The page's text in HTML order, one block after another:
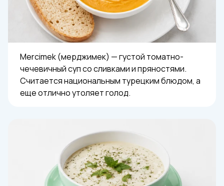
Mercimek (мерджимек) — густой томатно-
чечевичный суп со сливками и пряностями.
Считается национальным турецким блюдом, а
еще отлично утоляет голод.